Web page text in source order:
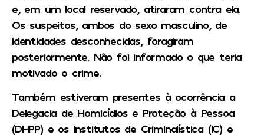
e, em um local reservado, atiraram contra ela.
Os suspeitos, ambos do sexo masculino, de
identidades desconhecidas, foragiram
posteriormente. Não foi informado o que teria
motivado o crime.
Também estiveram presentes à ocorrência a
Delegacia de Homicídios e Proteção à Pessoa
(DHPP) e os Institutos de Criminalística (IC) e